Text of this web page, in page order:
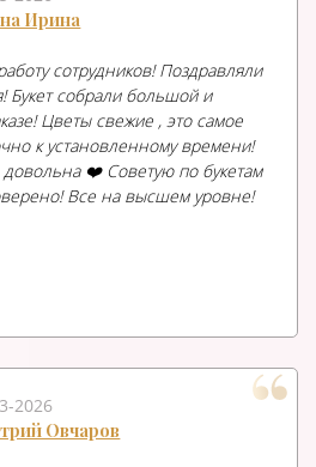
Ирина
сотрудников! Поздравляли
Букет собрали большой и
Цветы свежие , это самое
к установленному времени!
❤️ Советую по букетам
Все на высшем уровне!
2026
Овчаров